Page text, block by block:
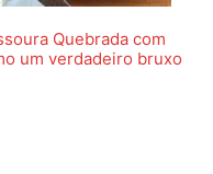
Quebrada com
um verdadeiro bruxo